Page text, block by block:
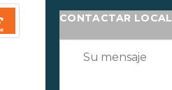
CONTACTAR LOCAL